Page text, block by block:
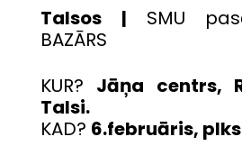
Talsos | SMU
BAZĀRS
KUR? Jāņa centrs,
Talsi.
KAD? 6.februāris,